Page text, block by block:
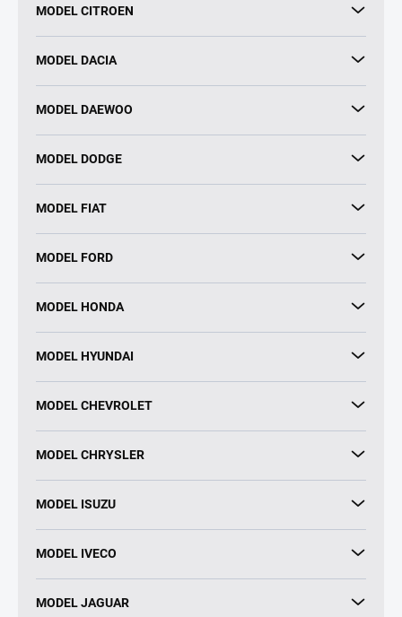
MODEL CITROEN
MODEL DACIA
MODEL DAEWOO
MODEL DODGE
MODEL FIAT
MODEL FORD
MODEL HONDA
MODEL HYUNDAI
MODEL CHEVROLET
MODEL CHRYSLER
MODEL ISUZU
MODEL IVECO
MODEL JAGUAR